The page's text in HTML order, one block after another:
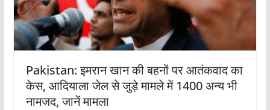
Pakistan: इमरान खान की बहनों पर आतंकवाद का
केस, आदियाला जेल से जुड़े मामले में 1400 अन्य भी
नामजद, जानें मामला